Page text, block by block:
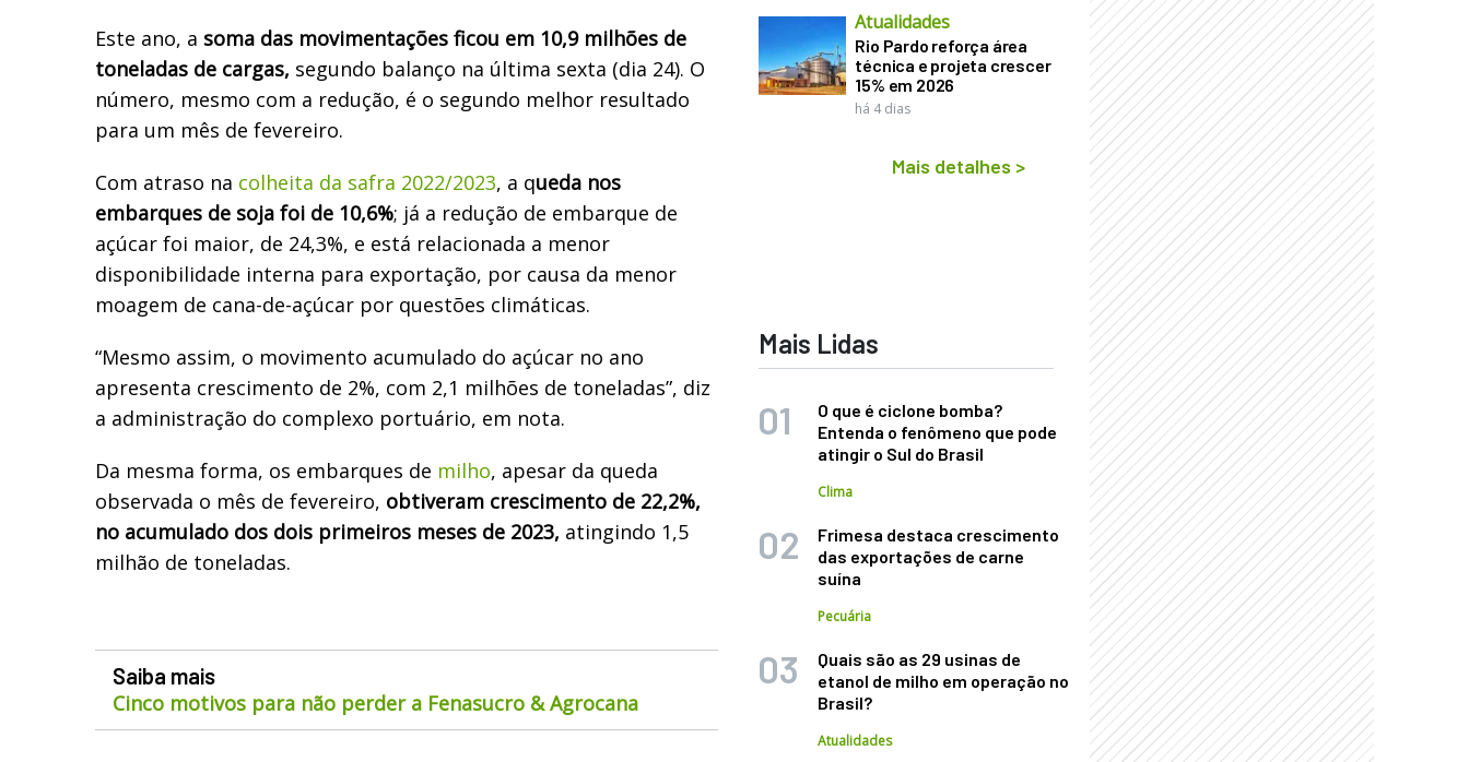
Este ano, a soma das movimentações ficou em 10,9 milhões de
toneladas de cargas, segundo balanço na última sexta (dia 24). O
número, mesmo com a redução, é o segundo melhor resultado
para um mês de fevereiro.
Com atraso na colheita da safra 2022/2023, a queda nos
embarques de soja foi de 10,6%; já a redução de embarque de
açúcar foi maior, de 24,3%, e está relacionada a menor
disponibilidade interna para exportação, por causa da menor
moagem de cana-de-açúcar por questões climáticas.
“Mesmo assim, o movimento acumulado do açúcar no ano
apresenta crescimento de 2%, com 2,1 milhões de toneladas”, diz
a administração do complexo portuário, em nota.
Da mesma forma, os embarques de milho, apesar da queda
observada o mês de fevereiro, obtiveram crescimento de 22,2%,
no acumulado dos dois primeiros meses de 2023, atingindo 1,5
milhão de toneladas.
Saiba mais
Cinco motivos para não perder a Fenasucro & Agrocana
Atualidades
Rio Pardo reforça área
técnica e projeta crescer
15% em 2026
há 4 dias
Mais detalhes >
Mais Lidas
O que é ciclone bomba?
Entenda o fenômeno que pode
atingir o Sul do Brasil
Clima
Frimesa destaca crescimento
das exportações de carne
suína
Pecuária
Quais são as 29 usinas de
etanol de milho em operação no
Brasil?
Atualidades